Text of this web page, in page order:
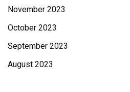
November 2023
October 2023
September 2023
August 2023